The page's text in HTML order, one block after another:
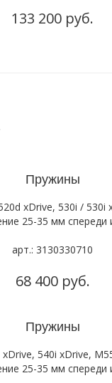
133 200 руб.
Пружины
xDrive, 530i / 530i
25-35 мм спереди
арт.: 3130330710
68 400 руб.
Пружины
xDrive, 540i xDrive,
25-35 мм спереди